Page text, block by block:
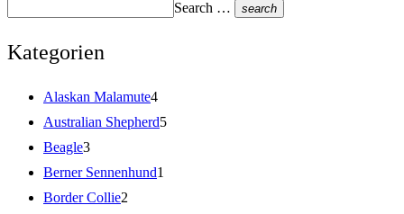
Search …
search
Kategorien
Alaskan Malamute4
Australian Shepherd5
Beagle3
Berner Sennenhund1
Border Collie2